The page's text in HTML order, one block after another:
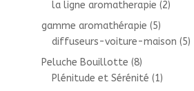
la ligne aromatherapie (2)
gamme aromathérapie (5)
diffuseurs-voiture-maison (5)
Peluche Bouillotte (8)
Plénitude et Sérénité (1)